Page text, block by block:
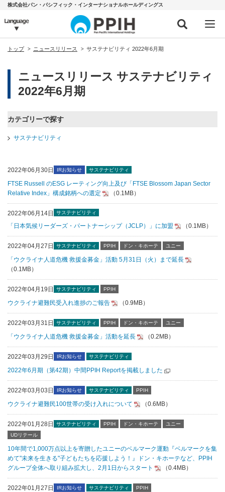
株式会社パン・パシフィック・インターナショナルホールディングス
トップ ニュースリリース サステナビリティ 2022年6月期
ニュースリリース サステナビリティ
2022年6月期
カテゴリーで探す
サステナビリティ
2022年06月30日 IRお知らせ サステナビリティ
FTSE Russell のESG レーティング向上及び「FTSE Blossom Japan Sector
Relative Index」構成銘柄への選定
（0.1MB）
2022年06月14日 サステナビリティ
「日本気候リーダーズ・パートナーシップ（JCLP）」に加盟 （0.1MB）
2022年04月27日 サステナビリティ PPIH ドン・キホーテ ユニー
「ウクライナ人道危機 救援金募金」活動 5月31日（火）まで延長
（0.1MB）
2022年04月19日 サステナビリティ PPIH
ウクライナ避難民受入れ進捗のご報告 （0.9MB）
2022年03月31日 サステナビリティ PPIH ドン・キホーテ ユニー
「ウクライナ人道危機 救援金募金」活動を延長 （0.2MB）
2022年03月29日 IRお知らせ サステナビリティ
2022年6月期（第42期）中間PPIH Reportを掲載しました
2022年03月03日 IRお知らせ サステナビリティ PPIH
ウクライナ避難民100世帯の受け入れについて （0.6MB）
2022年01月28日 サステナビリティ PPIH ドン・キホーテ
ユニー
UDリテール
10年間で1,000万点以上を寄贈したユニーのベルマーク運動『ベルマークを集
めて"未来を生きる"子どもたちを応援しよう！』ドン・キホーテなど、PPIH
グループ全体へ取り組み拡大し、2月1日からスタート
（0.4MB）
2022年01月27日 IRお知らせ サステナビリティ PPIH